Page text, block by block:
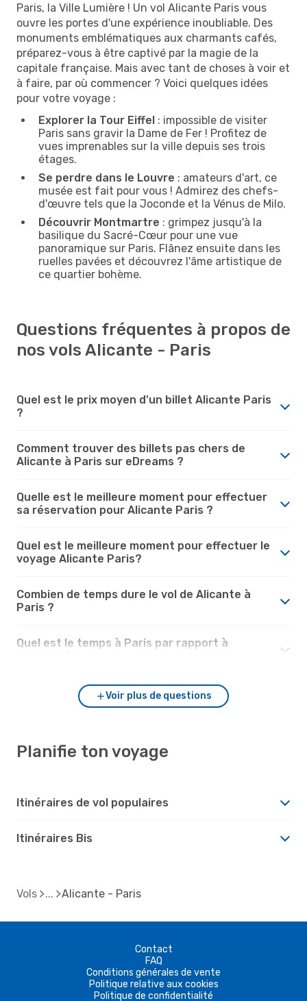
Paris, la Ville Lumière ! Un vol Alicante Paris vous
ouvre les portes d'une expérience inoubliable. Des
monuments emblématiques aux charmants cafés,
préparez-vous à être captivé par la magie de la
capitale française. Mais avec tant de choses à voir et
à faire, par où commencer ? Voici quelques idées
pour votre voyage :
Explorer la Tour Eiffel : impossible de visiter
Paris sans gravir la Dame de Fer ! Profitez de
vues imprenables sur la ville depuis ses trois
étages.
Se perdre dans le Louvre : amateurs d'art, ce
musée est fait pour vous ! Admirez des chefs-
d'œuvre tels que la Joconde et la Vénus de Milo.
Découvrir Montmartre : grimpez jusqu'à la
basilique du Sacré-Cœur pour une vue
panoramique sur Paris. Flânez ensuite dans les
ruelles pavées et découvrez l'âme artistique de
ce quartier bohème.
Questions fréquentes à propos de
nos vols Alicante - Paris
Quel est le prix moyen d'un billet Alicante Paris
?
Comment trouver des billets pas chers de
Alicante à Paris sur eDreams ?
Quelle est le meilleure moment pour effectuer
sa réservation pour Alicante Paris ?
Quel est le meilleure moment pour effectuer le
voyage Alicante Paris?
Combien de temps dure le vol de Alicante à
Paris ?
Quel est le temps à Paris par rapport à
Voir plus de questions
Planifie ton voyage
Itinéraires de vol populaires
Itinéraires Bis
Vols Alicante - Paris
Contact
FAQ
Conditions générales de vente
Politique relative aux cookies
Politique de confidentialité